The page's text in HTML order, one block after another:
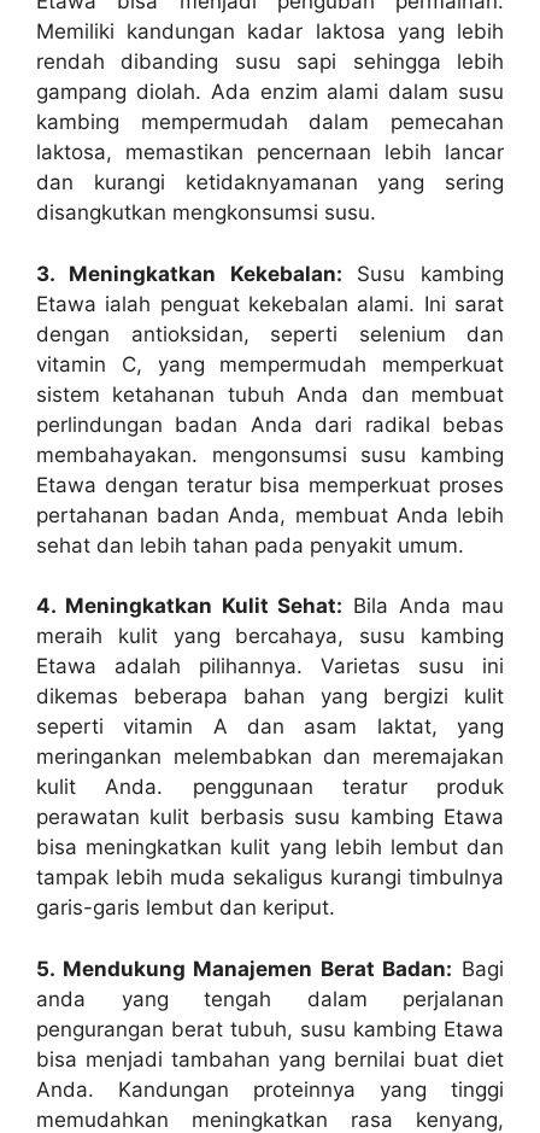
Memiliki kandungan kadar laktosa yang lebih
rendah dibanding susu sapi sehingga lebih
gampang diolah. Ada enzim alami dalam susu
kambing mempermudah dalam pemecahan
laktosa, memastikan pencernaan lebih lancar
dan kurangi ketidaknyamanan yang sering
disangkutkan mengkonsumsi susu.
3. Meningkatkan Kekebalan: Susu kambing
Etawa ialah penguat kekebalan alami. Ini sarat
dengan antioksidan, seperti selenium dan
vitamin C, yang mempermudah memperkuat
sistem ketahanan tubuh Anda dan membuat
perlindungan badan Anda dari radikal bebas
membahayakan. mengonsumsi susu kambing
Etawa dengan teratur bisa memperkuat proses
pertahanan badan Anda, membuat Anda lebih
sehat dan lebih tahan pada penyakit umum.
4. Meningkatkan Kulit Sehat: Bila Anda mau
meraih kulit yang bercahaya, susu kambing
Etawa adalah pilihannya. Varietas susu ini
dikemas beberapa bahan yang bergizi kulit
seperti vitamin A dan asam laktat, yang
meringankan melembabkan dan meremajakan
kulit Anda. penggunaan teratur produk
perawatan kulit berbasis susu kambing Etawa
bisa meningkatkan kulit yang lebih lembut dan
tampak lebih muda sekaligus kurangi timbulnya
garis-garis lembut dan keriput.
5. Mendukung Manajemen Berat Badan: Bagi
anda yang tengah dalam perjalanan
pengurangan berat tubuh, susu kambing Etawa
bisa menjadi tambahan yang bernilai buat diet
Anda. Kandungan proteinnya yang tinggi
memudahkan meningkatkan rasa kenyang,